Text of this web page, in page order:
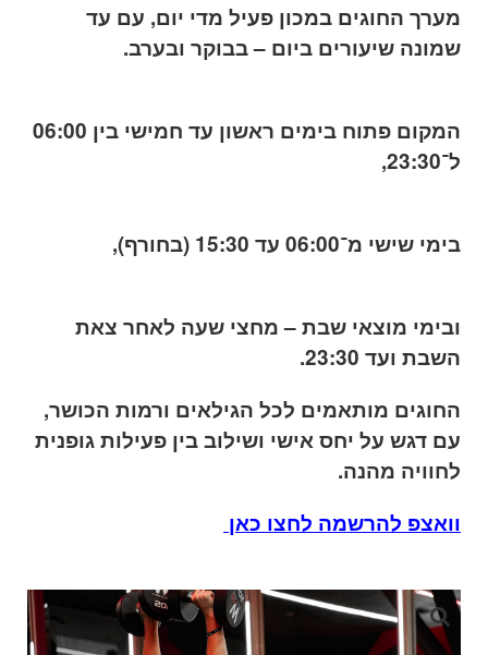
מערך החוגים במכון פעיל מדי יום, עם עד
שמונה שיעורים ביום – בבוקר ובערב.
המקום פתוח בימים ראשון עד חמישי בין 06:00
ל־23:30,
בימי שישי מ־06:00 עד 15:30 (בחורף),
ובימי מוצאי שבת – מחצי שעה לאחר צאת
השבת ועד 23:30.
החוגים מותאמים לכל הגילאים ורמות הכושר,
עם דגש על יחס אישי ושילוב בין פעילות גופנית
לחוויה מהנה.
וואצפ להרשמה לחצו כאן